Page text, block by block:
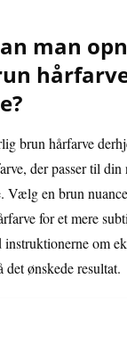
man
brun hårfarve
der passer til din
Vælg en brun
for et mere
instruktionerne om
ønskede resultat.